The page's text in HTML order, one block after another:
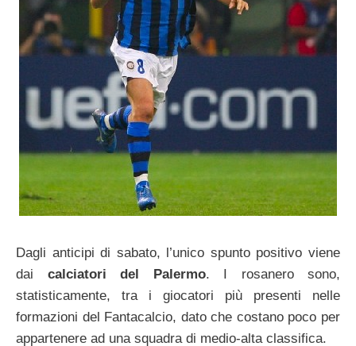
Dagli anticipi di sabato, l’unico spunto positivo viene
dai calciatori del Palermo. I rosanero sono,
statisticamente, tra i giocatori più presenti nelle
formazioni del Fantacalcio, dato che costano poco per
appartenere ad una squadra di medio-alta classifica.